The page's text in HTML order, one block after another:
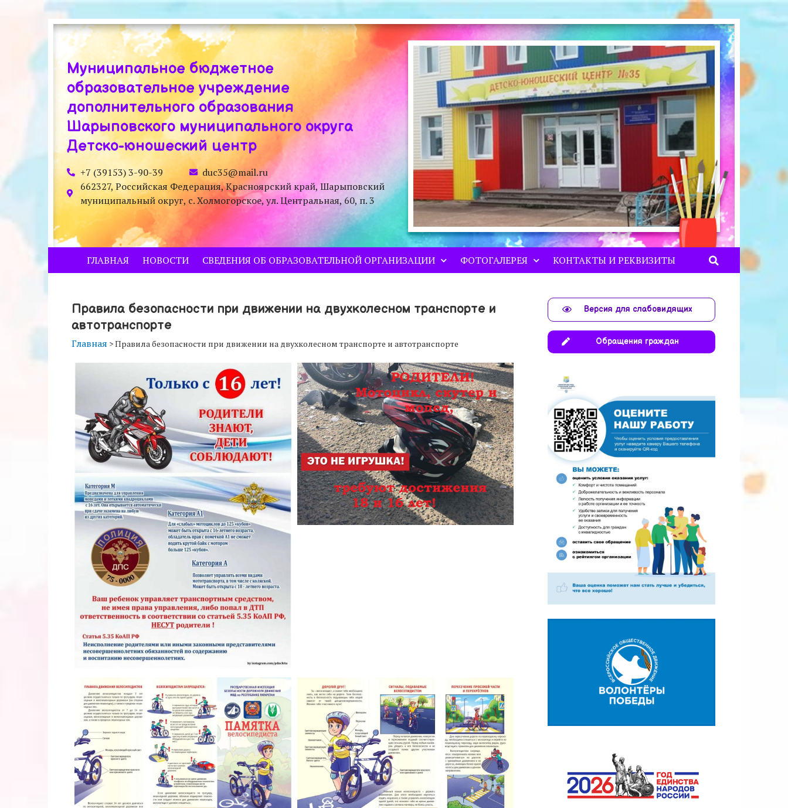
Муниципальное бюджетное
образовательное учреждение
дополнительного образования
Шарыповского муниципального округа
Детско-юношеский центр
+7 (39153) 3-90-39
duc35@mail.ru
662327, Российская Федерация, Красноярский край, Шарыповский
муниципальный округ, с. Холмогорское, ул. Центральная, 60, п. 3
ГЛАВНАЯ НОВОСТИ СВЕДЕНИЯ ОБ ОБРАЗОВАТЕЛЬНОЙ ОРГАНИЗАЦИИ ФОТОГАЛЕРЕЯ КОНТАКТЫ И РЕКВИЗИТЫ
Правила безопасности при движении на двухколесном транспорте и
автотранспорте
Главная >Правила безопасности при движении на двухколесном транспорте и автотранспорте
Версия для слабовидящих
Обращения граждан